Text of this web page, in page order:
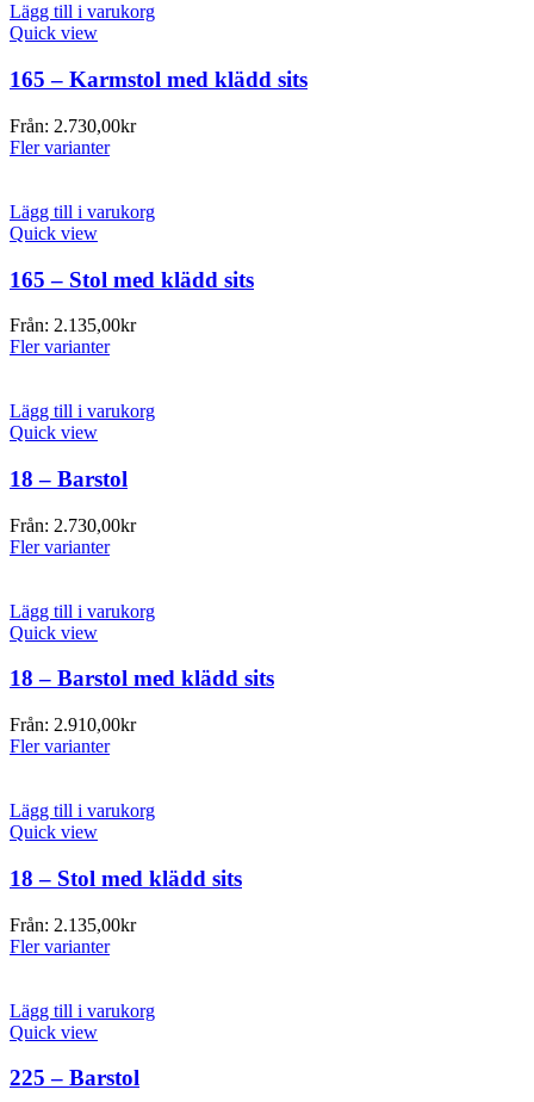
Lägg till i varukorg
Quick view
165 – Karmstol med klädd sits
Från: 2.730,00kr
Fler varianter
Lägg till i varukorg
Quick view
165 – Stol med klädd sits
Från: 2.135,00kr
Fler varianter
Lägg till i varukorg
Quick view
18 – Barstol
Från: 2.730,00kr
Fler varianter
Lägg till i varukorg
Quick view
18 – Barstol med klädd sits
Från: 2.910,00kr
Fler varianter
Lägg till i varukorg
Quick view
18 – Stol med klädd sits
Från: 2.135,00kr
Fler varianter
Lägg till i varukorg
Quick view
225 – Barstol